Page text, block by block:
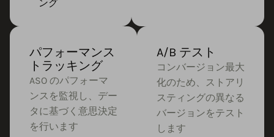
ング
パフォーマンス
トラッキング
ASO のパフォーマ
ンスを監視し、デー
タに基づく意思決定
を行います
A/B テスト
コンバージョン最大
化のため、ストアリ
スティングの異なる
バージョンをテスト
します